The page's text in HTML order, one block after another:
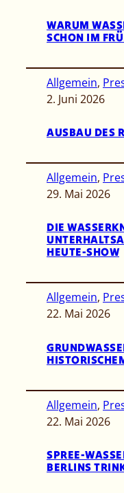
WARUM
SCHON IM
Allgemein,
2. Juni 2026
AUSBAU DES
Allgemein,
29. Mai 2026
DIE
HEUTE-SHOW
Allgemein,
22. Mai 2026
Allgemein,
22. Mai 2026
SPREE-
BERLINS